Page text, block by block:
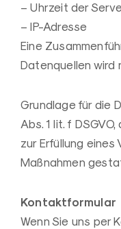
– Uhrzeit der
– IP-Adresse
Eine
Datenquellen wird
Grundlage für die
Abs. 1 lit. f
zur Erfüllung
Maßnahmen
Kontaktformular
Wenn Sie uns per